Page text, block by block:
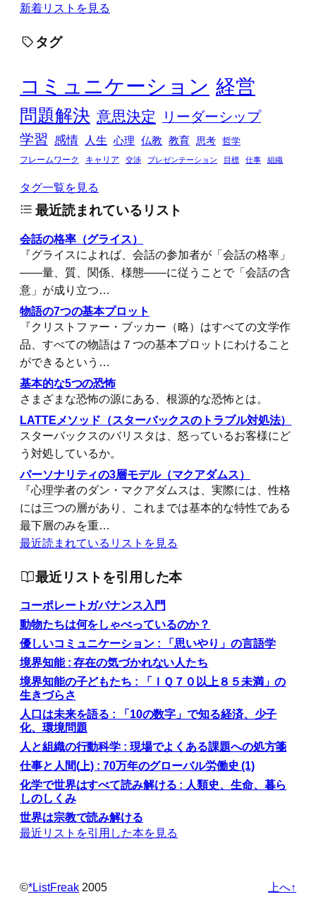
新着リストを見る
タグ
コミュニケーション 経営
問題解決 意思決定
リーダーシップ
学習
感情 人生 心理 仏教 教育 思考
哲学
フレームワーク
キャリア 交渉 プレゼンテーション 目標 仕事 組織
タグ一覧を見る
最近読まれているリスト
会話の格率（グライス）
『グライスによれば、会話の参加者が「会話の格率」
――量、質、関係、様態――に従うことで「会話の含
意」が成り立つ…
物語の7つの基本プロット
『クリストファー・ブッカー（略）はすべての文学作
品、すべての物語は７つの基本プロットにわけること
ができるという…
基本的な5つの恐怖
さまざまな恐怖の源にある、根源的な恐怖とは。
LATTEメソッド（スターバックスのトラブル対処法）
スターバックスのバリスタは、怒っているお客様にど
う対処しているか。
パーソナリティの3層モデル（マクアダムス）
『心理学者のダン・マクアダムスは、実際には、性格
には三つの層があり、これまでは基本的な特性である
最下層のみを重…
最近読まれているリストを見る
最近リストを引用した本
コーポレートガバナンス入門
動物たちは何をしゃべっているのか？
優しいコミュニケーション : 「思いやり」の言語学
境界知能 : 存在の気づかれない人たち
境界知能の子どもたち : 「ＩＱ７０以上８５未満」の
生きづらさ
人口は未来を語る : 「10の数字」で知る経済、少子
化、環境問題
人と組織の行動科学 : 現場でよくある課題への処方箋
仕事と人間(上) : 70万年のグローバル労働史 (1)
化学で世界はすべて読み解ける : 人類史、生命、暮ら
しのしくみ
世界は宗教で読み解ける
最近リストを引用した本を見る
©️*ListFreak 2005 上へ↑